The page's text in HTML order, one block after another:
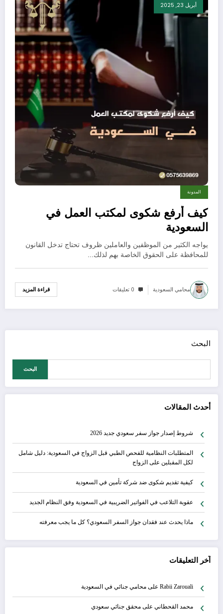
أبريل 23, 2025
المدونة
كيف أرفع شكوى لمكتب العمل في
السعودية
يواجه الكثير من الموظفين والعاملين ظروف تحتاج تدخل القانون
للمحافظة على الحقوق الخاصة بهم لذلك…
محامي السعودية 0 تعليقات قراءة المزيد
البحث
البحث
أحدث المقالات
شروط إصدار جواز سفر سعودي جديد 2026
المتطلبات النظامية للفحص الطبي قبل الزواج في السعودية: دليل شامل
لكل المقبلين على الزواج
كيفية تقديم شكوى ضد شركة تأمين في السعودية
عقوبة التلاعب في الفواتير الضريبية في السعودية وفق النظام الجديد
ماذا يحدث عند فقدان جواز السفر السعودي؟ كل ما يجب معرفته
آخر التعليقات
Rabii Zarouali على محامي جنائي في السعودية
محمد القحطاني على محقق جنائي سعودي